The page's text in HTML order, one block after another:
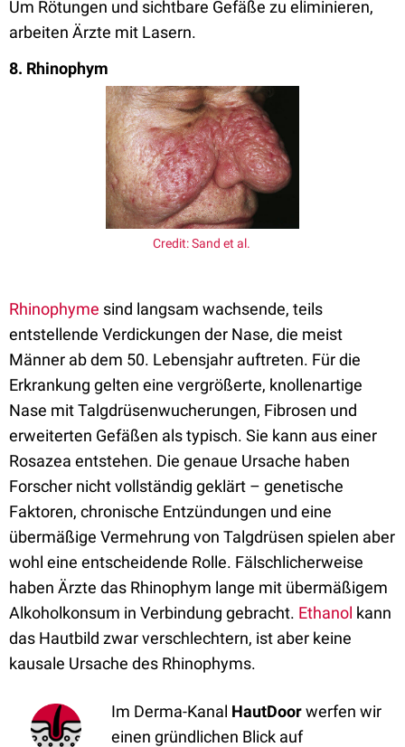
Um Rötungen und sichtbare Gefäße zu eliminieren,
arbeiten Ärzte mit Lasern.
8. Rhinophym
Credit: Sand et al.
Rhinophyme sind langsam wachsende, teils
entstellende Verdickungen der Nase, die meist
Männer ab dem 50. Lebensjahr auftreten. Für die
Erkrankung gelten eine vergrößerte, knollenartige
Nase mit Talgdrüsenwucherungen, Fibrosen und
erweiterten Gefäßen als typisch. Sie kann aus einer
Rosazea entstehen. Die genaue Ursache haben
Forscher nicht vollständig geklärt – genetische
Faktoren, chronische Entzündungen und eine
übermäßige Vermehrung von Talgdrüsen spielen aber
wohl eine entscheidende Rolle. Fälschlicherweise
haben Ärzte das Rhinophym lange mit übermäßigem
Alkoholkonsum in Verbindung gebracht. Ethanol kann
das Hautbild zwar verschlechtern, ist aber keine
kausale Ursache des Rhinophyms.
Im Derma-Kanal HautDoorwerfen wir
einen gründlichen Blick auf